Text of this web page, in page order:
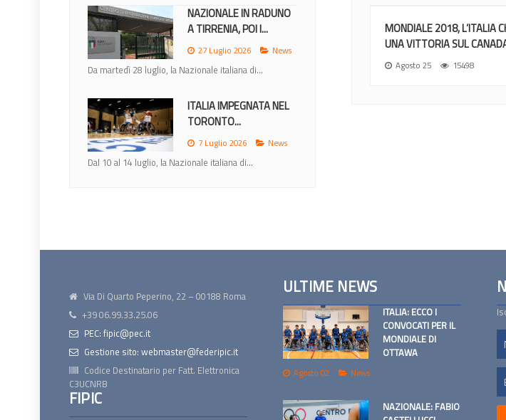
NAZIONALE IN RADUNO
A TIRRENIA, POI I...
27 Luglio 2026 News
Da martedì 28 luglio, la Nazionale italiana di...
ITALIA IMPEGNATA NEL
TORONTO...
7 Luglio 2026 News
Dal 10 al 14 luglio, la Nazionale italiana di...
MONDIALE 2018, L’ITALIA
UNA VITTORIA SUL
Agosto 25 15498
Via Di Quarto Peperino, 22 – 00188 Roma
+39 06.99.33.25.06
PEC: fipic@pec.it
Gestione sito: webmaster@federipic.it
Codice Destinatario per Fatt. Elettronica
C3UCNRB
FIPIC
ULTIME NEWS
ITALIA: ECCO I
CONVOCATI PER IL
MONDIALE DI
OTTAWA
Agosto 02 News
NAZIONALE: FABIO